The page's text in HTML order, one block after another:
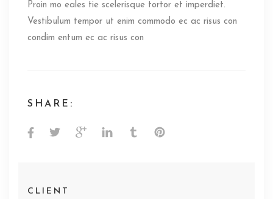
Proin mo eales tie scelerisque tortor et imperdiet.
Vestibulum tempor ut enim commodo ec ac risus con
condim entum ec ac risus con
SHARE:
CLIENT